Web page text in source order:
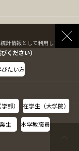
計情報として利用します。
ください）
たい方
部） 在学生（大学院）
生 本学教職員